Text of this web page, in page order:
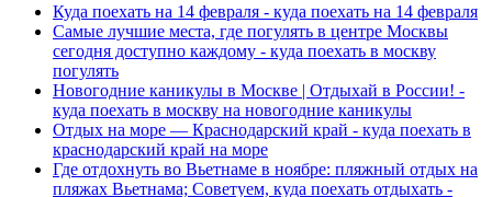
Куда поехать на 14 февраля - куда поехать на 14 февраля
Самые лучшие места, где погулять в центре Москвы
сегодня доступно каждому - куда поехать в москву
погулять
Новогодние каникулы в Москве | Отдыхай в России! -
куда поехать в москву на новогодние каникулы
Отдых на море — Краснодарский край - куда поехать в
краснодарский край на море
Где отдохнуть во Вьетнаме в ноябре: пляжный отдых на
пляжах Вьетнама; Советуем, куда поехать отдыхать -